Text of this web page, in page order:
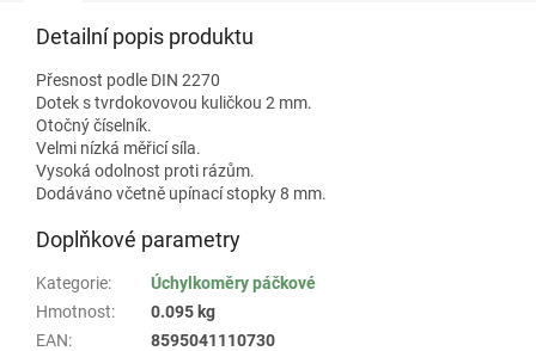
Detailní popis produktu
Přesnost podle DIN 2270
Dotek s tvrdokovovou kuličkou 2 mm.
Otočný číselník.
Velmi nízká měřicí síla.
Vysoká odolnost proti rázům.
Dodáváno včetně upínací stopky 8 mm.
Doplňkové parametry
Kategorie:
Úchylkoměry páčkové
Hmotnost:
0.095 kg
EAN:
8595041110730